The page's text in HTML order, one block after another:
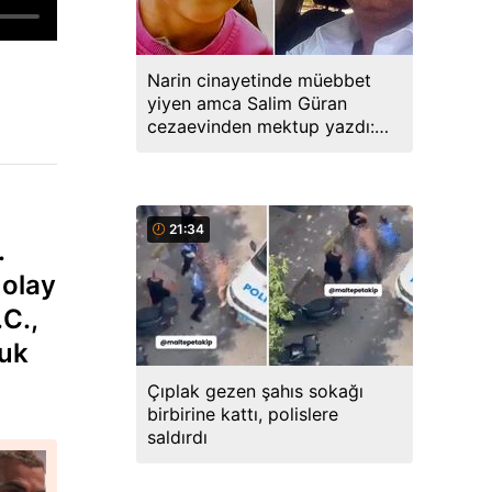
Narin cinayetinde müebbet
yiyen amca Salim Güran
cezaevinden mektup yazdı:
21:34
Çıplak gezen şahıs sokağı
birbirine kattı, polislere
saldırdı